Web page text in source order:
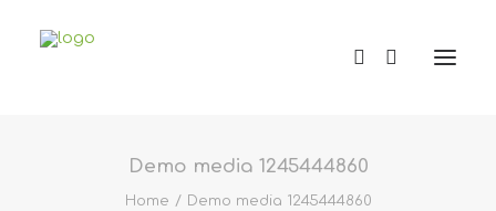
Demo media 1245444860
Home
Demo media 1245444860